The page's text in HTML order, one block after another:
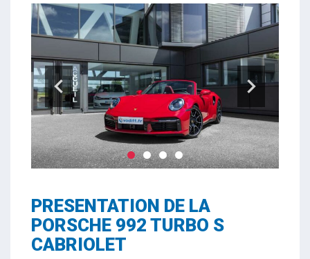
Previo
Next
PRESENTATION DE LA
PORSCHE 992 TURBO S
CABRIOLET